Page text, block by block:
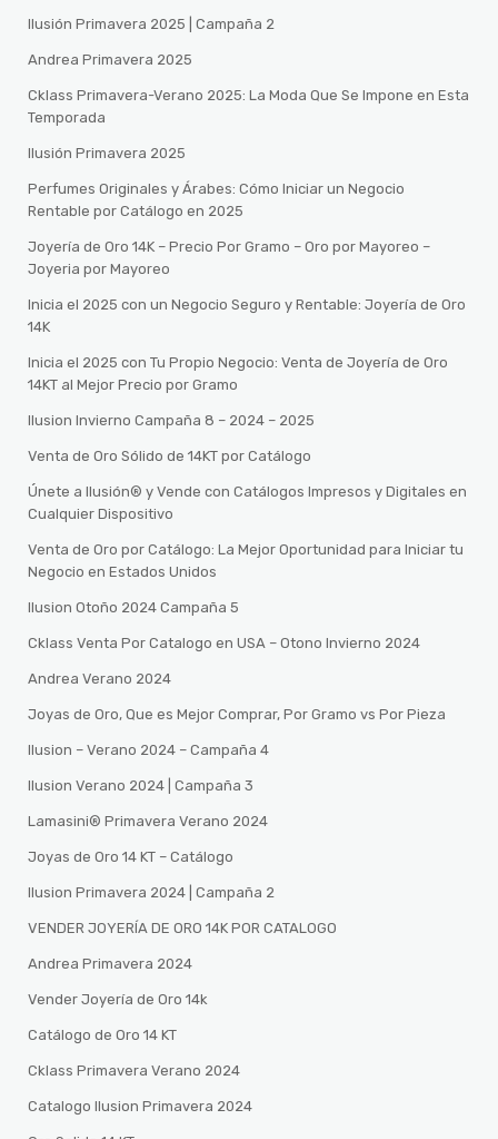
Ilusión Primavera 2025 | Campaña 2
Andrea Primavera 2025
Cklass Primavera-Verano 2025: La Moda Que Se Impone en Esta
Temporada
Ilusión Primavera 2025
Perfumes Originales y Árabes: Cómo Iniciar un Negocio
Rentable por Catálogo en 2025
Joyería de Oro 14K – Precio Por Gramo – Oro por Mayoreo –
Joyeria por Mayoreo
Inicia el 2025 con un Negocio Seguro y Rentable: Joyería de Oro
14K
Inicia el 2025 con Tu Propio Negocio: Venta de Joyería de Oro
14KT al Mejor Precio por Gramo
Ilusion Invierno Campaña 8 – 2024 – 2025
Venta de Oro Sólido de 14KT por Catálogo
Únete a Ilusión® y Vende con Catálogos Impresos y Digitales en
Cualquier Dispositivo
Venta de Oro por Catálogo: La Mejor Oportunidad para Iniciar tu
Negocio en Estados Unidos
Ilusion Otoño 2024 Campaña 5
Cklass Venta Por Catalogo en USA – Otono Invierno 2024
Andrea Verano 2024
Joyas de Oro, Que es Mejor Comprar, Por Gramo vs Por Pieza
Ilusion – Verano 2024 – Campaña 4
Ilusion Verano 2024 | Campaña 3
Lamasini®️ Primavera Verano 2024
Joyas de Oro 14 KT – Catálogo
Ilusion Primavera 2024 | Campaña 2
VENDER JOYERÍA DE ORO 14K POR CATALOGO
Andrea Primavera 2024
Vender Joyería de Oro 14k
Catálogo de Oro 14 KT
Cklass Primavera Verano 2024
Catalogo Ilusion Primavera 2024